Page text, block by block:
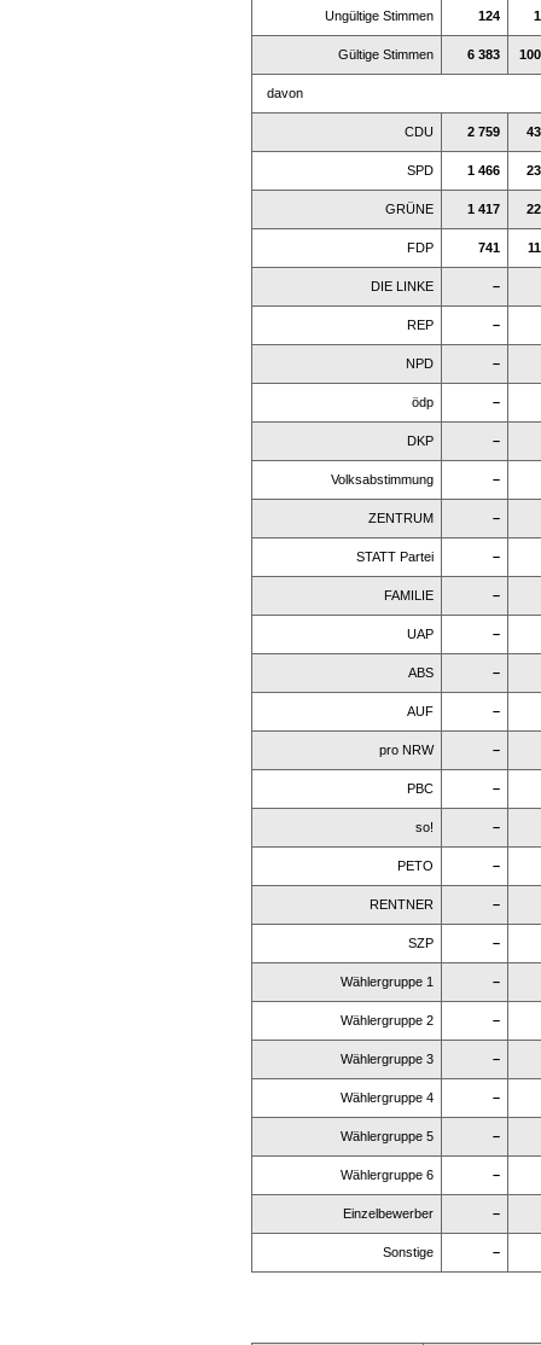
Ungültige Stimmen 124
Gültige Stimmen 6 383
davon
CDU 2 759
SPD 1 466
GRÜNE 1 417
FDP 741
DIE LINKE –
REP –
NPD –
ödp –
DKP –
Volksabstimmung –
ZENTRUM –
STATT Partei –
FAMILIE –
UAP –
ABS –
AUF –
pro NRW –
PBC –
so! –
PETO –
RENTNER –
SZP –
Wählergruppe 1 –
Wählergruppe 2 –
Wählergruppe 3 –
Wählergruppe 4 –
Wählergruppe 5 –
Wählergruppe 6 –
Einzelbewerber –
Sonstige –